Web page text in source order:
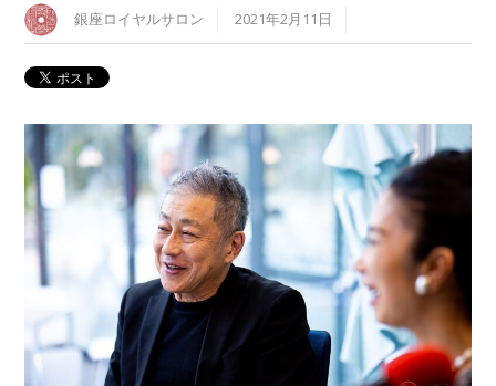
銀座ロイヤルサロン 2021年2月11日